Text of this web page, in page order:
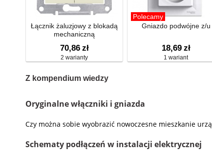
Łącznik żaluzjowy z blokadą
mechaniczną
70,86 zł
2 warianty
Polecamy
Gniazdo podwójne z/u
18,69 zł
1 wariant
Z kompendium wiedzy
Oryginalne włączniki i gniazda
Czy można sobie wyobrazić nowoczesne mieszkanie
Schematy podłączeń w instalacji elektrycznej